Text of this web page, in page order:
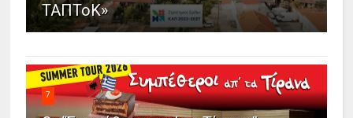
ΤΑΠΤοΚ»
7